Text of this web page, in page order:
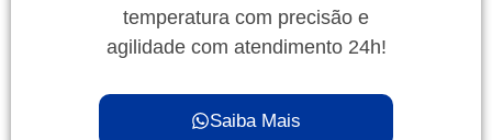
temperatura com precisão e
agilidade com atendimento 24h!
Saiba Mais